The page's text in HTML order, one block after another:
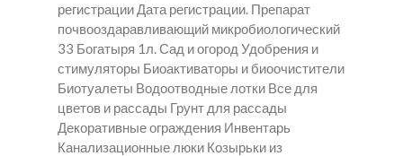
регистрации Дата регистрации. Препарат
почвооздаравливающий микробиологический
33 Богатыря 1л. Сад и огород Удобрения и
стимуляторы Биоактиваторы и биоочистители
Биотуалеты Водоотводные лотки Все для
цветов и рассады Грунт для рассады
Декоративные ограждения Инвентарь
Канализационные люки Козырьки из